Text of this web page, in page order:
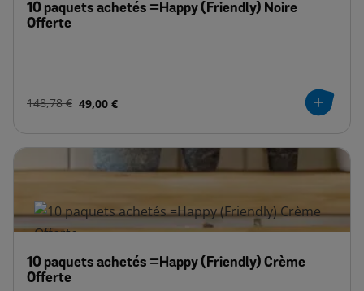
10 paquets achetés =Happy (Friendly) Noire
Offerte
148,78 € 49,00 €
10 paquets achetés =Happy (Friendly) Crème
Offerte